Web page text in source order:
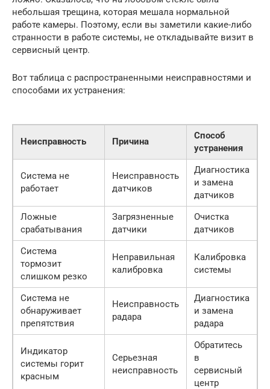
небольшая трещина, которая мешала нормальной
работе камеры. Поэтому, если вы заметили какие-либо
странности в работе системы, не откладывайте визит в
сервисный центр.
Вот таблица с распространенными неисправностями и
способами их устранения:
Неисправность Причина
Способ
устранения
Система не
работает
Неисправность
датчиков
Диагностика
и замена
датчиков
Ложные
срабатывания
Загрязненные
датчики
Очистка
датчиков
Система
тормозит
слишком резко
Неправильная
калибровка
Калибровка
системы
Система не
обнаруживает
препятствия
Неисправность
радара
Диагностика
и замена
радара
Индикатор
системы горит
красным
Серьезная
неисправность
Обратитесь
в
сервисный
центр